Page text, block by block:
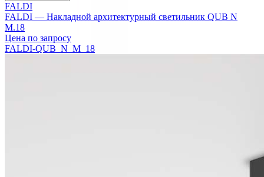
FALDI
FALDI — Накладной архитектурный светильник QUB N
M.18
Цена по запросу
FALDI-QUB_N_M_18